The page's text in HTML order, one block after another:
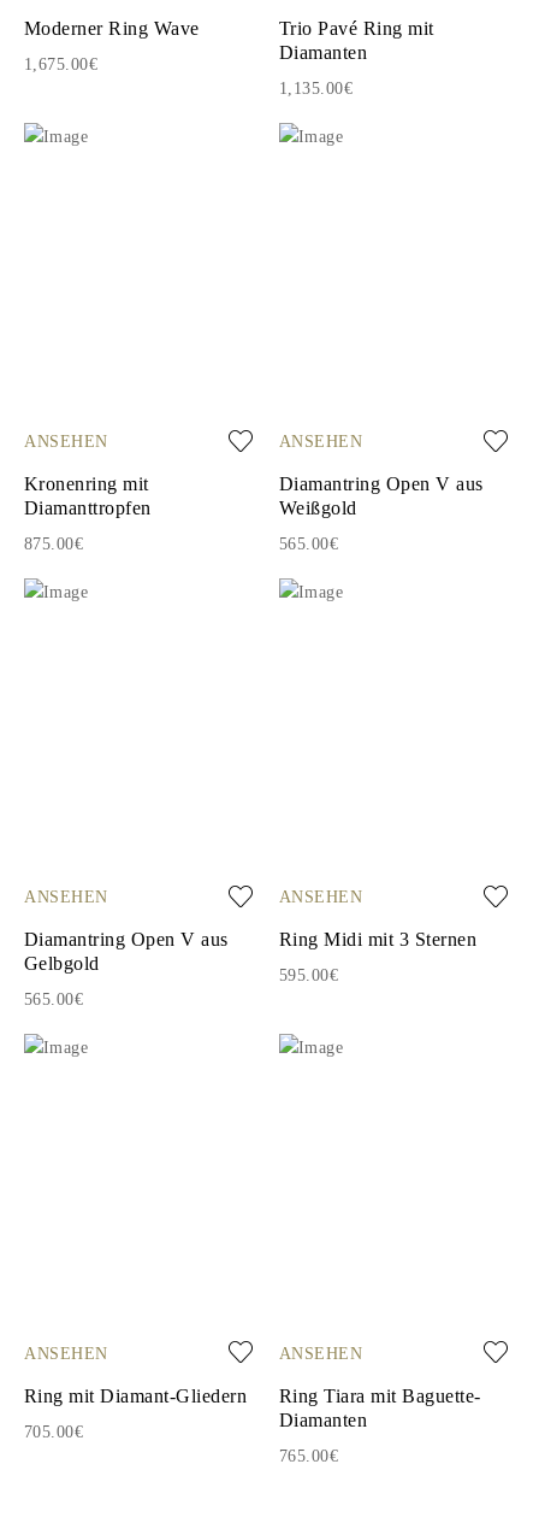
Moderner Ring Wave
1,675.00€
Trio Pavé Ring mit
Diamanten
1,135.00€
ANSEHEN
Kronenring mit
Diamanttropfen
875.00€
ANSEHEN
Diamantring Open V aus
Weißgold
565.00€
ANSEHEN
Diamantring Open V aus
Gelbgold
565.00€
ANSEHEN
Ring Midi mit 3 Sternen
595.00€
ANSEHEN
Ring mit Diamant-Gliedern
705.00€
ANSEHEN
Ring Tiara mit Baguette-
Diamanten
765.00€